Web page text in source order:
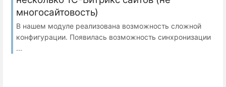
многосайтовость)
В нашем модуле реализована возможность сложной
конфигурации. Появилась возможность синхронизации
...